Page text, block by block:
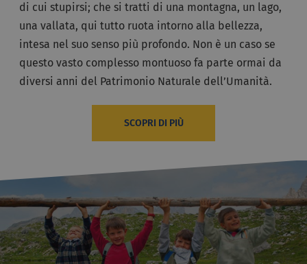
di cui stupirsi; che si tratti di una montagna, un lago,
una vallata, qui tutto ruota intorno alla bellezza,
intesa nel suo senso più profondo. Non è un caso se
questo vasto complesso montuoso fa parte ormai da
diversi anni del Patrimonio Naturale dell’Umanità.
SCOPRI DI PIÙ